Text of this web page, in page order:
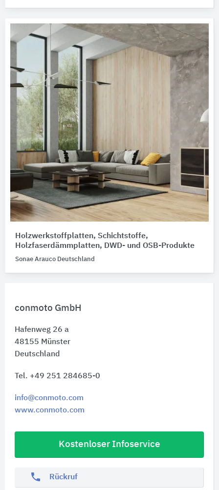
conmoto GmbH
Hafenweg 26 a
48155 Münster
Deutschland
Tel. +49 251 284685-0
info@conmoto.com
www.conmoto.com
Kostenloser Infoservice
phone Rückruf
Holzwerkstoffplatten, Schichtstoffe,
Holzfaserdämmplatten, DWD- und OSB-Produkte
Sonae Arauco Deutschland